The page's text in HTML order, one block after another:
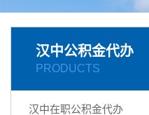
汉中公积金代办
PRODUCTS
汉中在职公积金代办